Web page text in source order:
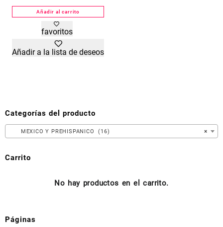
Añadir al carrito
favoritos
Añadir a la lista de deseos
Categorías del producto
×
MEXICO Y PREHISPANICO (16)
Carrito
No hay productos en el carrito.
Páginas